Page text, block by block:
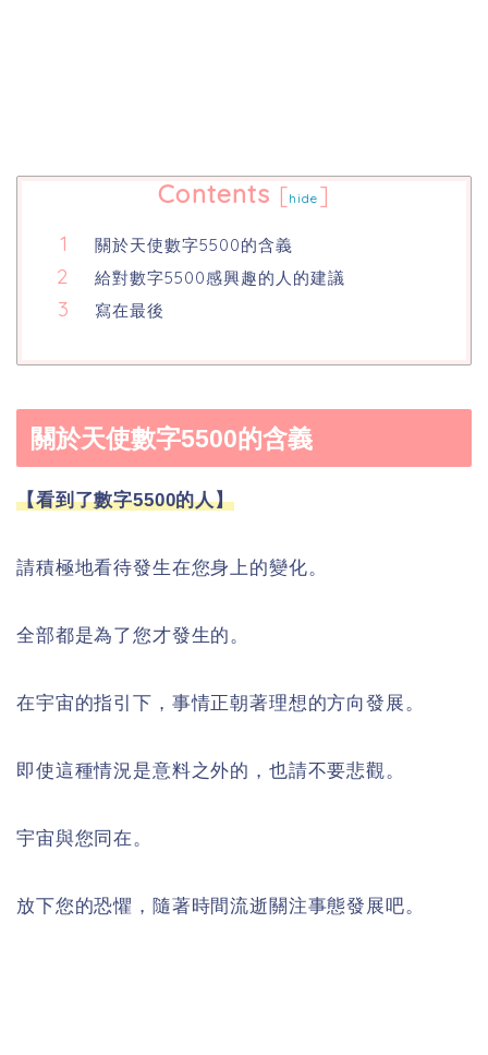
Contents [hide ]
關於天使數字5500的含義
給對數字5500感興趣的人的建議
寫在最後
關於天使數字5500的含義
【看到了數字5500的人】
請積極地看待發生在您身上的變化。
全部都是為了您才發生的。
在宇宙的指引下，事情正朝著理想的方向發展。
即使這種情況是意料之外的，也請不要悲觀。
宇宙與您同在。
放下您的恐懼，隨著時間流逝關注事態發展吧。